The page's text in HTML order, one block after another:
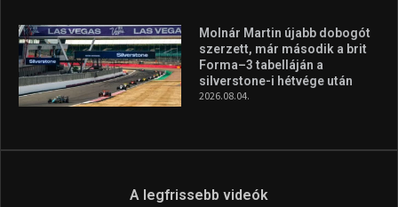
Molnár Martin újabb dobogót
szerzett, már második a brit
Forma–3 tabelláján a
silverstone-i hétvége után
2026.08.04.
A legfrissebb videók